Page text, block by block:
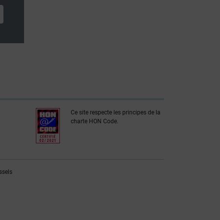
Ce site respecte les principes de la
charte HON Code.